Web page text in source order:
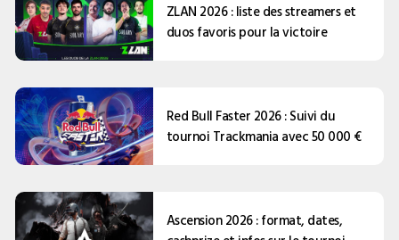
ZLAN 2026 : liste des streamers et
duos favoris pour la victoire
Red Bull Faster 2026 : Suivi du
tournoi Trackmania avec 50 000 €
Ascension 2026 : format, dates,